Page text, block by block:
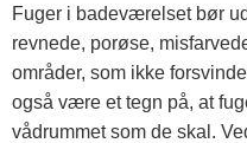
Fuger i badeværelset bør
revnede, porøse,
områder, som ikke
også være et tegn på, at
vådrummet som de skal.